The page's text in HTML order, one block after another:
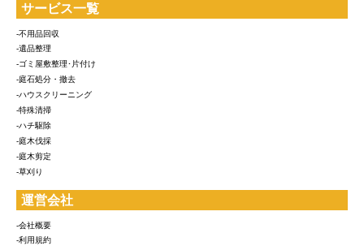
サービス一覧
-不用品回収
-遺品整理
-ゴミ屋敷整理･片付け
-庭石処分・撤去
-ハウスクリーニング
-特殊清掃
-ハチ駆除
-庭木伐採
-庭木剪定
-草刈り
運営会社
-会社概要
-利用規約